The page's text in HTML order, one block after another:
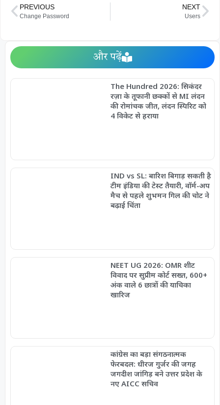
e
o
t
e
t
A
PREVIOUS
Change Password
NEXT
Users
और पढ़ें
The Hundred 2026: सिकंदर
रज़ा के तूफानी छक्कों से MI लंदन
की रोमांचक जीत, लंदन स्पिरिट को
4 विकेट से हराया
IND vs SL: बारिश बिगाड़ सकती है
टीम इंडिया की टेस्ट तैयारी, वॉर्म-अप
मैच से पहले शुभमन गिल की चोट ने
बढ़ाई चिंता
NEET UG 2026: OMR शीट
विवाद पर सुप्रीम कोर्ट सख्त, 600+
अंक वाले 6 छात्रों की याचिका
खारिज
कांग्रेस का बड़ा संगठनात्मक
फेरबदल: धीरज गुर्जर की जगह
जगदीश जांगिड़ बने उत्तर प्रदेश के
नए AICC सचिव